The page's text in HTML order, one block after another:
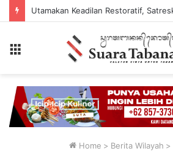
Home > Berita Wilayah >